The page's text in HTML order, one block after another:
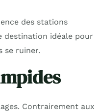
des stations
destination idéale pour
se ruiner.
Contrairement aux